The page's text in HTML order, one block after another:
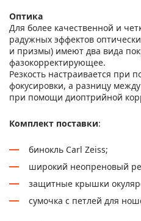
Оптика
Для более качественной и
радужных эффектов
и призмы) имеют два вида
фазокорректирующее.
Резкость настраивается при
фокусировки, а разницу
при помощи диоптрийной
Комплект поставки:
бинокль Carl Zeiss;
широкий неопреновый
защитные крышки
сумочка с петлей для